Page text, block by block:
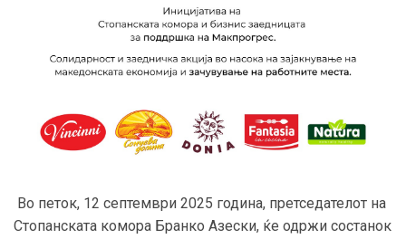
Во петок, 12 септември 2025 година, претседателот на
Стопанската комора Бранко Азески, ќе одржи состанок